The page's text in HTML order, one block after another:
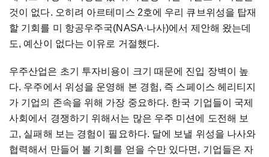
것이 없다. 오히려 아르테미스 2호에 우리 큐브위성을 탑재
할 기회를 미 항공우주국(NASA·나사)에서 제안해 왔는데
도, 예산이 없다는 이유로 거절했다.
우주산업은 초기 투자비용이 크기 때문에 진입 장벽이 높
다. 우주에서 위성을 운영해 본 경험, 즉 스페이스 헤리티지
가 기업의 존속을 위해 가장 중요하다. 한국 기업들이 국제
사회에서 경쟁하기 위해서는 많은 우주 미션에 도전해 보
고, 실패해 보는 경험이 필요하다. 달에 보낼 위성을 나사와
협력해서 만들어 볼 기회를 얻을 수만 있다면, 기업들은 자